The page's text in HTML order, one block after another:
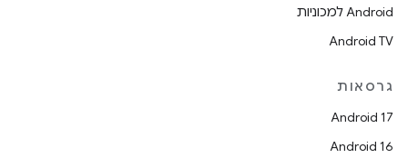
Android למכוניות
Android TV
גרסאות
Android 17
Android 16